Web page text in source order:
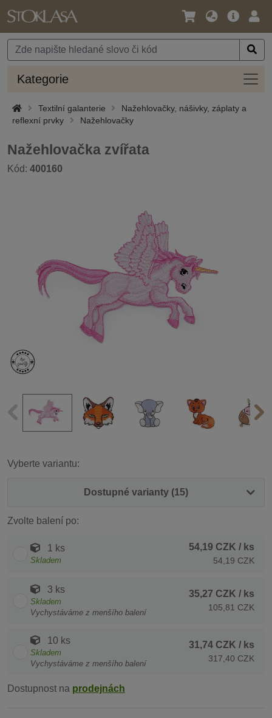
Jazyk
Měna
Hlavní
Kategorie
Textilní galanterie
Nažehlovačky, nášivky, záplaty a
reflexní prvky
Nažehlovačky
Nažehlovačka zvířata
Kód: 400160
Vyberte variantu:
Dostupné varianty (15)
Zvolte balení po:
1 ks
Skladem
54,19 CZK / ks
54,19 CZK
3 ks
Skladem
Vychystáváme z menšího balení
35,27 CZK / ks
105,81 CZK
10 ks
Skladem
Vychystáváme z menšího balení
31,74 CZK / ks
317,40 CZK
Dostupnost na prodejnách